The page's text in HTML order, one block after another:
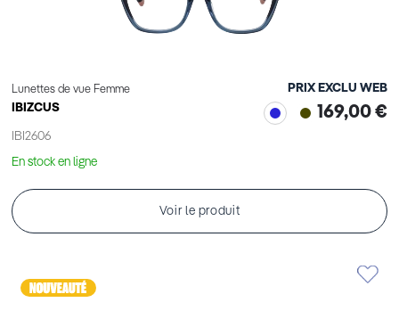
Lunettes de vue Femme
IBIZCUS
IBI2606
PRIX EXCLU WEB
169,00 €
En stock en ligne
Voir le produit